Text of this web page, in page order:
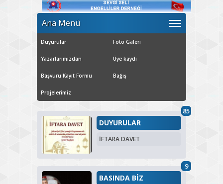
Ana Menü
Duyurular Foto Galeri
Yazarlarımızdan Üye kaydı
Başvuru Kayıt Formu Bağış
Projelerimiz
85
DUYURULAR
İFTARA DAVET
9
BASINDA BİZ